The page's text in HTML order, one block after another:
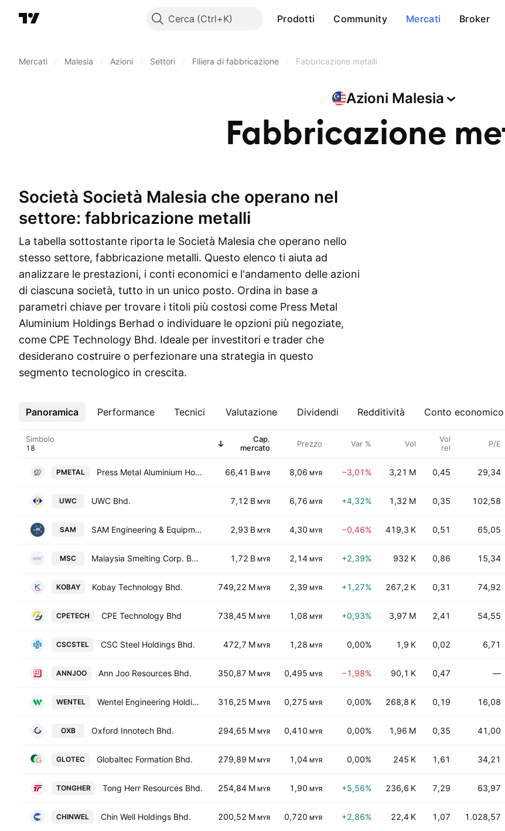
Cerca Prodotti Community Mercati Broker
Mercati Malesia Azioni Settori Filiera di fabbricazione Fabbricazione metalli
Azioni Malesia
Fabbricazione
Società Società Malesia che operano nel
settore: fabbricazione metalli
La tabella sottostante riporta le Società Malesia che operano nello
stesso settore, fabbricazione metalli. Questo elenco ti aiuta ad
analizzare le prestazioni, i conti economici e l'andamento delle azioni
di ciascuna società, tutto in un unico posto. Ordina in base a
parametri chiave per trovare i titoli più costosi come Press Metal
Aluminium Holdings Berhad o individuare le opzioni più negoziate,
come CPE Technology Bhd. Ideale per investitori e trader che
desiderano costruire o perfezionare una strategia in questo
segmento tecnologico in crescita.
Panoramica Performance Tecnici Valutazione Dividendi Redditività Conto economico
Altro
Simbolo
Cap.
mercato
Prezzo Var % Vol
Vol
rel
P/E
PMETAL Press Metal Aluminium Holdings Berhad 66,41 B MYR 8,06 MYR −3,01% 3,21 M 0,45 29,34
UWC UWC Bhd. 7,12 B MYR 6,76 MYR +4,32% 1,32 M 0,35 102,58
SAM SAM Engineering & Equipment (M) Bhd 2,93 B MYR 4,30 MYR −0,46% 419,3 K 0,51 65,05
MSC Malaysia Smelting Corp. Bhd. 1,72 B MYR 2,14 MYR +2,39% 932 K 0,86 15,34
KOBAY Kobay Technology Bhd. 749,22 M MYR 2,39 MYR +1,27% 267,2 K 0,31 74,92
CPETECH CPE Technology Bhd 738,45 M MYR 1,08 MYR +0,93% 3,97 M 2,41 54,55
CSCSTEL CSC Steel Holdings Bhd. 472,7 M MYR 1,28 MYR 0,00% 1,9 K 0,02 6,71
ANNJOO Ann Joo Resources Bhd. 350,87 M MYR 0,495 MYR −1,98% 90,1 K 0,47 —
WENTEL Wentel Engineering Holdings Bhd. 316,25 M MYR 0,275 MYR 0,00% 268,8 K 0,19 16,08
OXB Oxford Innotech Bhd. 294,65 M MYR 0,410 MYR 0,00% 1,96 M 0,35 41,00
GLOTEC Globaltec Formation Bhd. 279,89 M MYR 1,04 MYR 0,00% 245 K 1,61 34,21
TONGHER Tong Herr Resources Bhd. 254,84 M MYR 1,90 MYR +5,56% 236,6 K 7,29 63,97
CHINWEL Chin Well Holdings Bhd. 200,52 M MYR 0,720 MYR +2,86% 22,4 K 1,07 1.028,57